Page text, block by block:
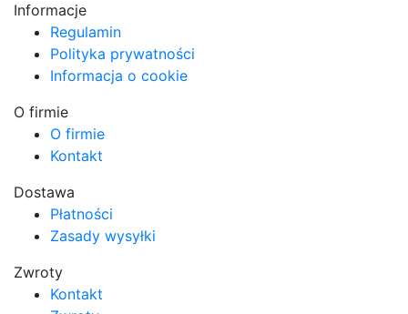
Informacje
Regulamin
Polityka prywatności
Informacja o cookie
O firmie
O firmie
Kontakt
Dostawa
Płatności
Zasady wysyłki
Zwroty
Kontakt